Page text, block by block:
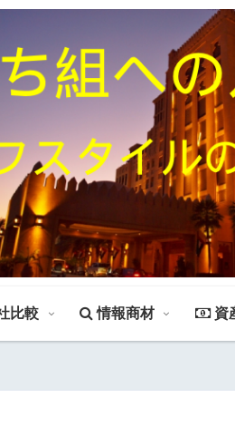
比較 情報商材 資